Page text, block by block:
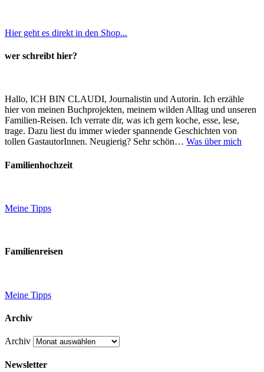
Hier geht es direkt in den Shop...
wer schreibt hier?
Hallo, ICH BIN CLAUDI, Journalistin und Autorin. Ich erzähle
hier von meinen Buchprojekten, meinem wilden Alltag und unseren
Familien-Reisen. Ich verrate dir, was ich gern koche, esse, lese,
trage. Dazu liest du immer wieder spannende Geschichten von
tollen GastautorInnen. Neugierig? Sehr schön… Was über mich
Familienhochzeit
Meine Tipps
Familienreisen
Meine Tipps
Archiv
Archiv
Newsletter